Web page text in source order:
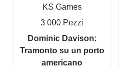
KS Games
3 000 Pezzi
Dominic Davison:
Tramonto su un porto
americano